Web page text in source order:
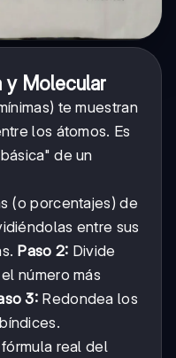
y Molecular
te muestran
los átomos. Es
de un
(o porcentajes) de
entre sus
Paso 2: Divide
número más
3: Redondea los
real del